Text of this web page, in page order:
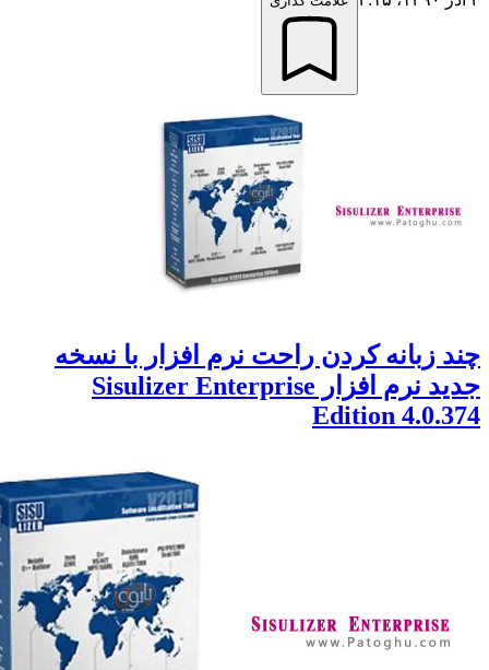
زبانه کردن راحت نرم افزار با نسخه
جدید نرم افزار Sisulizer Enterprise
Edition